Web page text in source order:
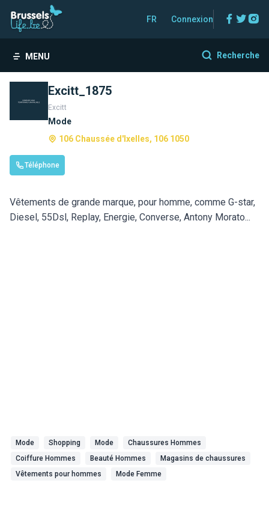
FR Connexion
MENU Recherche
Excitt_1875
Excitt
Mode
106 Chaussée d'Ixelles, 106 1050
Téléphone
Vêtements de grande marque, pour homme, comme G-star,
Diesel, 55Dsl, Replay, Energie, Converse, Antony Morato...
Mode Shopping Mode
Chaussures Hommes
Coiffure Hommes
Beauté Hommes
Magasins de chaussures
Vêtements pour hommes
Mode Femme